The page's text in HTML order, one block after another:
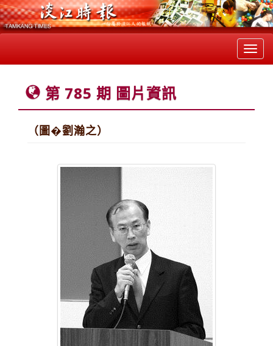
第 785 期 圖片資訊
（圖�劉瀚之）